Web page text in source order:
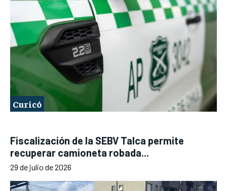
Curicó
Fiscalización de la SEBV Talca permite
recuperar camioneta robada...
29 de julio de 2026